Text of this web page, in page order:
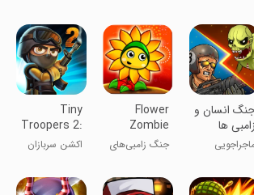
انسان و
زامبی ها
Flower
Zombie
War
جنگ زامبی‌های
Tiny
Troopers 2:
Special Ops
اکشن سربازان